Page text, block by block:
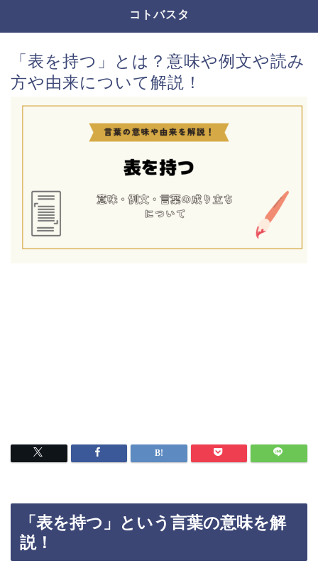
コトバスタ
「表を持つ」とは？意味や例文や読み
方や由来について解説！
「表を持つ」という言葉の意味を解
説！